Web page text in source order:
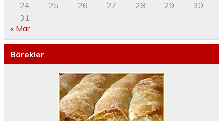
24
25 26 27 28 29
30
31
« Mar
Börekler